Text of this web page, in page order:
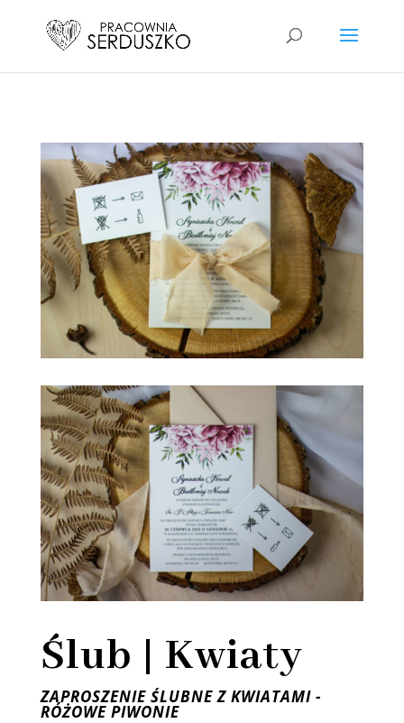
Ślub | Kwiaty
ZAPROSZENIE ŚLUBNE Z KWIATAMI -
RÓŻOWE PIWONIE